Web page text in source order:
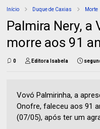
Início Duque de Caxias Morte
Palmira Nery, a
morre aos 91
0 Editora Isabela
Vovó Palmirinha, a
Onofre, faleceu aos 91
(07/05), após ter um